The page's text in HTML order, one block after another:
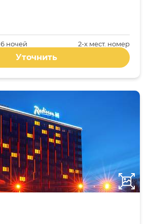
2-x мест. номер
6 ночей
Уточнить